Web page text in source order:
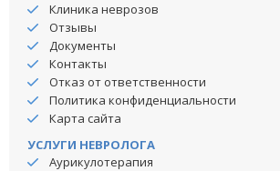
Клиника неврозов
Отзывы
Документы
Контакты
Отказ от ответственности
Политика конфиденциальности
Карта сайта
УСЛУГИ НЕВРОЛОГА
Аурикулотерапия